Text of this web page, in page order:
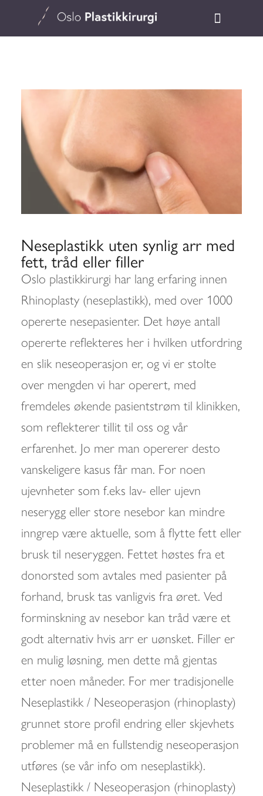
Neseplastikk uten synlig arr med
fett, tråd eller filler
Oslo plastikkirurgi har lang erfaring innen
Rhinoplasty (neseplastikk), med over 1000
opererte nesepasienter. Det høye antall
opererte reflekteres her i hvilken utfordring
en slik neseoperasjon er, og vi er stolte
over mengden vi har operert, med
fremdeles økende pasientstrøm til klinikken,
som reflekterer tillit til oss og vår
erfarenhet. Jo mer man opererer desto
vanskeligere kasus får man. For noen
ujevnheter som f.eks lav- eller ujevn
neserygg eller store nesebor kan mindre
inngrep være aktuelle, som å flytte fett eller
brusk til neseryggen. Fettet høstes fra et
donorsted som avtales med pasienter på
forhand, brusk tas vanligvis fra øret. Ved
forminskning av nesebor kan tråd være et
godt alternativ hvis arr er uønsket. Filler er
en mulig løsning, men dette må gjentas
etter noen måneder. For mer tradisjonelle
Neseplastikk / Neseoperasjon (rhinoplasty)
grunnet store profil endring eller skjevhets
problemer må en fullstendig neseoperasjon
utføres (se vår info om neseplastikk).
Neseplastikk / Neseoperasjon (rhinoplasty)